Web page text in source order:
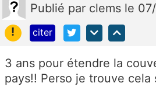
Publié par clems le
!
citer
3 ans pour étendre la
pays!! Perso je trouve cela